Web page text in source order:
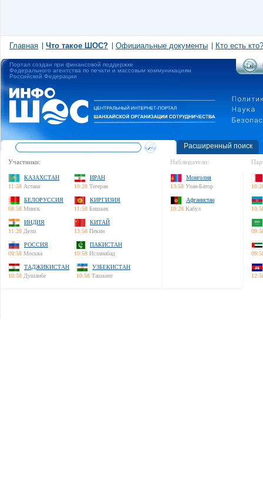
Главная Что такое ШОС? Официальные документы Кто есть кто?
Портал создан при финансовой поддержке
Федерального агентства по печати и массовым коммуникациям
Российской Федерации
Расширенный поиск
Участники:
КАЗАХСТАН
11:58 Астана
ИРАН
10:28 Тегеран
БЕЛОРУССИЯ
08:58 Минск
КИРГИЗИЯ
11:58 Бишкек
ИНДИЯ
11:28 Дели
КИТАЙ
13:58 Пекин
РОССИЯ
09:58 Москва
ПАКИСТАН
10:58 Исламабад
ТАДЖИКИСТАН
10:58 Душанбе
УЗБЕКИСТАН
10:58 Ташкент
Наблюдатели:
Монголия
13:58 Улан-Батор
Афганистан
10:28 Кабул